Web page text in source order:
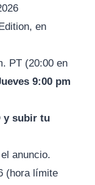
en
PT (20:00 en
9:00 pm
y subir tu
anuncio.
(hora límite